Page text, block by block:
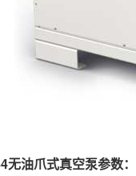
油爪式真空泵参数：